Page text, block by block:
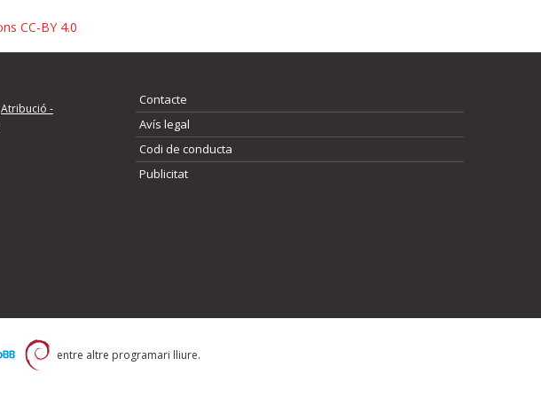
CC-BY 4.0
Atribució -
Contacte
Avís legal
Codi de conducta
Publicitat
entre altre programari lliure.